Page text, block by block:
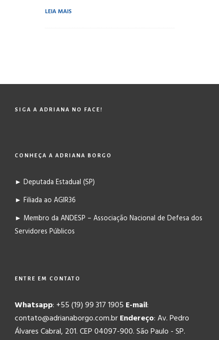
LEIA MAIS
SIGA A ADRIANA NO FACE!
CONHEÇA A ADRIANA BORGO
► Deputada Estadual (SP)
► Filiada ao AGIR36
► Membro da ANDESP – Associação Nacional de Defesa dos
Servidores Públicos
ENTRE EM CONTATO
Whatsapp: +55 (19) 99 317 1905 E-mail:
contato@adrianaborgo.com.brEndereço: Av. Pedro
Álvares Cabral, 201. CEP 04097-900. São Paulo - SP.